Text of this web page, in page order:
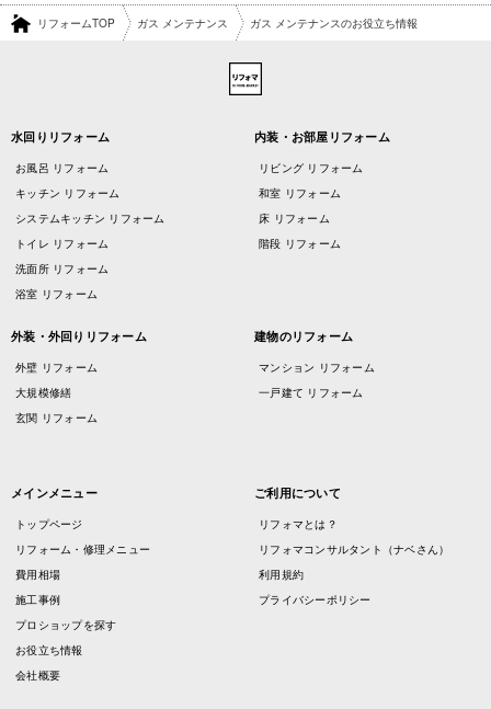
リフォームTOP ガス メンテナンス ガス メンテナンスのお役立ち情報
水回りリフォーム
お風呂 リフォーム
キッチン リフォーム
システムキッチン リフォーム
トイレ リフォーム
洗面所 リフォーム
浴室 リフォーム
内装・お部屋リフォーム
リビング リフォーム
和室 リフォーム
床 リフォーム
階段 リフォーム
外装・外回りリフォーム
外壁 リフォーム
大規模修繕
玄関 リフォーム
建物のリフォーム
マンション リフォーム
一戸建て リフォーム
メインメニュー
トップページ
リフォーム・修理メニュー
費用相場
施工事例
プロショップを探す
お役立ち情報
会社概要
ご利用について
リフォマとは？
リフォマコンサルタント（ナベさん）
利用規約
プライバシーポリシー